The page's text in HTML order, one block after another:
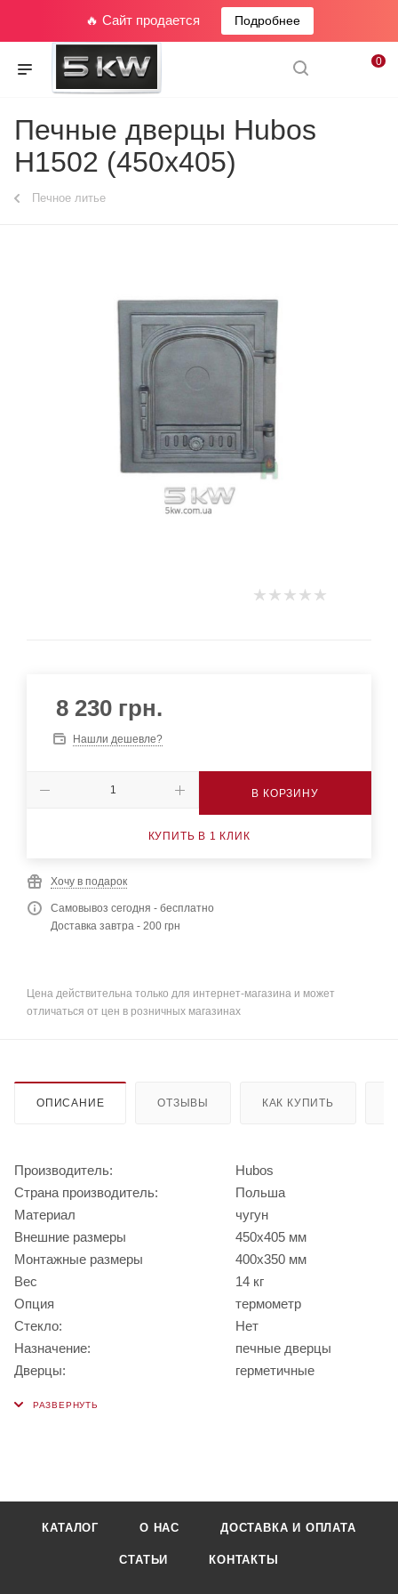
🔥 Сайт продается Подробнее
0
Печные дверцы Hubos
Н1502 (450х405)
Печное литье
8 230 грн.
Нашли дешевле?
В КОРЗИНУ
КУПИТЬ В 1 КЛИК
Хочу в подарок
Самовывоз сегодня - бесплатно
Доставка завтра - 200 грн
Цена действительна только для интернет-магазина и может
отличаться от цен в розничных магазинах
ОПИСАНИЕ ОТЗЫВЫ КАК КУПИТЬ
Производитель:
Hubos
Страна производитель:
Польша
Материал
чугун
Внешние размеры
450х405 мм
Монтажные размеры
400x350 мм
Вес
14 кг
Опция
термометр
Стекло:
Нет
Назначение:
печные дверцы
Дверцы:
герметичные
КАТАЛОГ О НАС ДОСТАВКА И ОПЛАТА
СТАТЬИ КОНТАКТЫ